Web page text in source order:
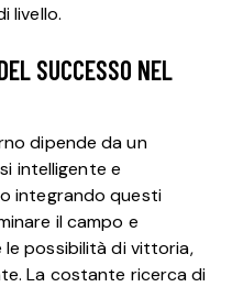
livello.
SUCCESSO NEL
dipende da un
intelligente e
integrando questi
il campo e
possibilità di vittoria,
La costante ricerca di